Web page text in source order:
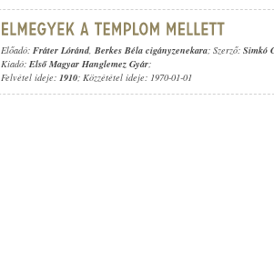
Előadó: Fráter Lóránd, Berkes Béla cigányzenekara; Szerző: Simkó
Kiadó: Első Magyar Hanglemez Gyár;
Felvétel ideje: 1910; Közzététel ideje: 1970-01-01